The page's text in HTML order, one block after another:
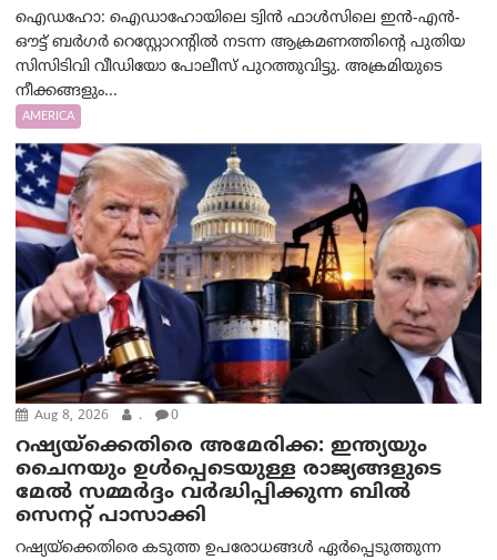
ഐഡഹോ: ഐഡാഹോയിലെ ട്വിൻ ഫാൾസിലെ ഇൻ-എൻ-
ഔട്ട് ബർഗർ റെസ്റ്റോറന്റിൽ നടന്ന ആക്രമണത്തിന്റെ പുതിയ
സിസിടിവി വീഡിയോ പോലീസ് പുറത്തുവിട്ടു. അക്രമിയുടെ
നീക്കങ്ങളും...
AMERICA
Aug 8, 2026 . 0
റഷ്യയ്‌ക്കെതിരെ അമേരിക്ക: ഇന്ത്യയും
ചൈനയും ഉൾപ്പെടെയുള്ള രാജ്യങ്ങളുടെ
മേൽ സമ്മർദ്ദം വർദ്ധിപ്പിക്കുന്ന ബിൽ
സെനറ്റ് പാസാക്കി
റഷ്യയ്‌ക്കെതിരെ കടുത്ത ഉപരോധങ്ങൾ ഏർപ്പെടുത്തുന്ന